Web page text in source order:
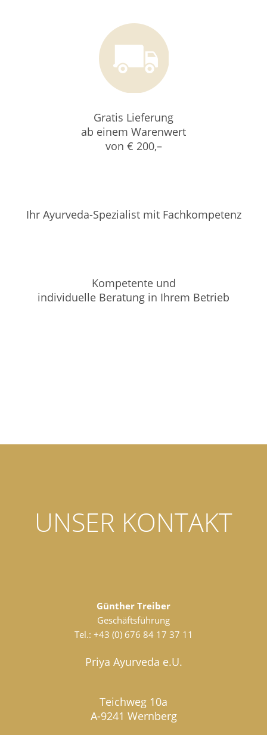
Gratis Lieferung
ab einem Warenwert
von € 200,–
Ihr Ayurveda-Spezialist mit Fachkompetenz
Kompetente und
individuelle Beratung in Ihrem Betrieb
UNSER KONTAKT
Günther Treiber
Geschäftsführung
Tel.: +43 (0) 676 84 17 37 11
Priya Ayurveda e.U.
Teichweg 10a
A-9241 Wernberg